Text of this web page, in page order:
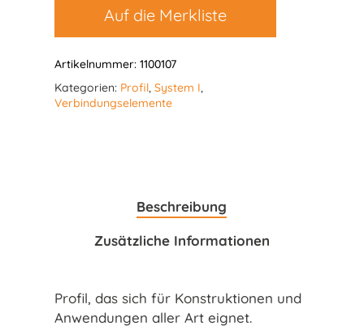
Auf die Merkliste
Artikelnummer: 1100107
Kategorien: Profil, System I,
Verbindungselemente
Beschreibung
Zusätzliche Informationen
Profil, das sich für Konstruktionen und
Anwendungen aller Art eignet.